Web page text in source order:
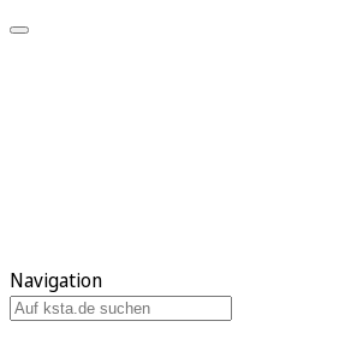
Navigation